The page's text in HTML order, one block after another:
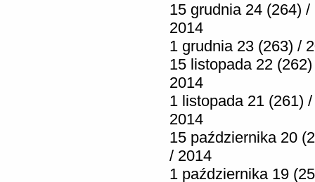
15 grudnia 24 (264) /
2014
1 grudnia 23 (263) /
15 listopada 22
2014
1 listopada 21 (261) /
2014
15 października 20
/ 2014
1 października 19